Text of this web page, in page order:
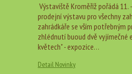
Výstaviště Kroměříž pořádá 11.
prodejní výstavu pro všechny
zahrádkáře se vším potřebným
zhlédnutí buoud dvě vyjímečné
květech" - expozice…
Detail Novinky